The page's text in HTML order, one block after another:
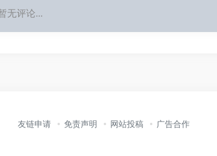
无评论...
友链申请 免责声明 网站投稿 广告合作